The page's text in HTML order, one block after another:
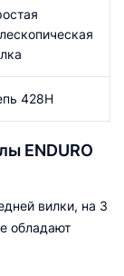
428Н
ENDURO
вилки, на 3
обладают